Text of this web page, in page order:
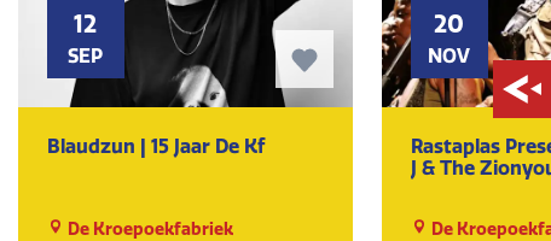
12
SEP
Blaudzun | 15 Jaar De Kf
De Kroepoekfabriek
20
NOV
Rastaplas
J & The
De